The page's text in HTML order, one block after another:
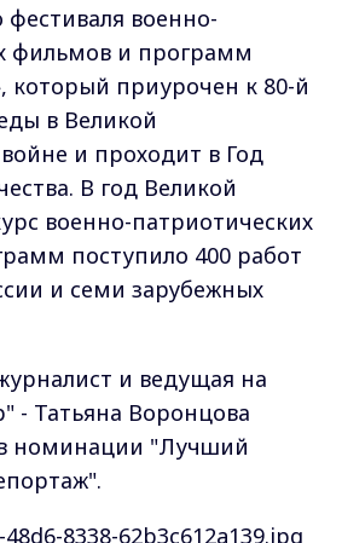
фестиваля военно-
фильмов и программ
который приурочен к 80-й
в Великой
и проходит в Год
В год Великой
военно-патриотических
поступило 400 работ
и семи зарубежных
и ведущая на
- Татьяна Воронцова
номинации "Лучший